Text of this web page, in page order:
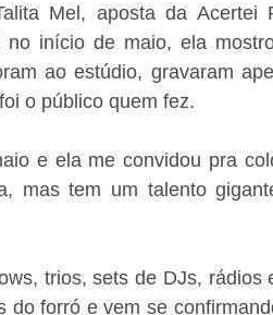
Mel, aposta da Acertei
no início de maio, ela
ao estúdio, gravaram
o público quem fez.
e ela me convidou pra
mas tem um talento
trios, sets de DJs,
do forró e vem se